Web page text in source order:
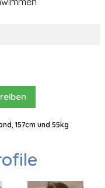
157cm und 55kg